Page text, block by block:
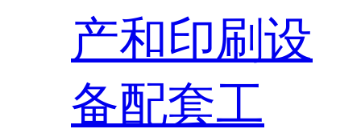
产和印刷设
备配套工